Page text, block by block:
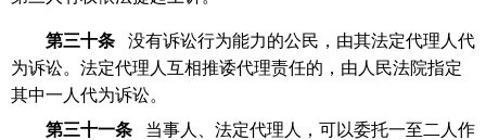
第三十条
没有诉讼行为能力的公民，由其法定代理人代
为诉讼。法定代理人互相推诿代理责任的，由人民法院指定
其中一人代为诉讼。
第三十一条
当事人、法定代理人，可以委托一至二人作